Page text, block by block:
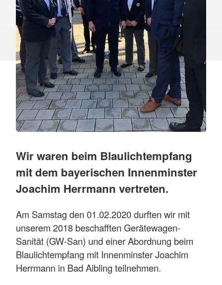
Wir waren beim Blaulichtempfang
mit dem bayerischen Innenminster
Joachim Herrmann vertreten.
Am Samstag den 01.02.2020 durften wir mit
unserem 2018 beschafften Gerätewagen-
Sanität (GW-San) und einer Abordnung beim
Blaulichtempfang mit Innenminster Joachim
Herrmann in Bad Aibling teilnehmen.